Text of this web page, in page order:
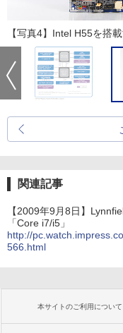
【写真4】Intel H55を搭
関連記事
【2009年9月8日】
「Core i7/i5」
http://
566.html
本サイトのご利用について